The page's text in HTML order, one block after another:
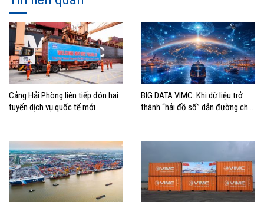
Cảng Hải Phòng liên tiếp đón hai
tuyến dịch vụ quốc tế mới
BIG DATA VIMC: Khi dữ liệu trở
thành “hải đồ số” dẫn đường cho